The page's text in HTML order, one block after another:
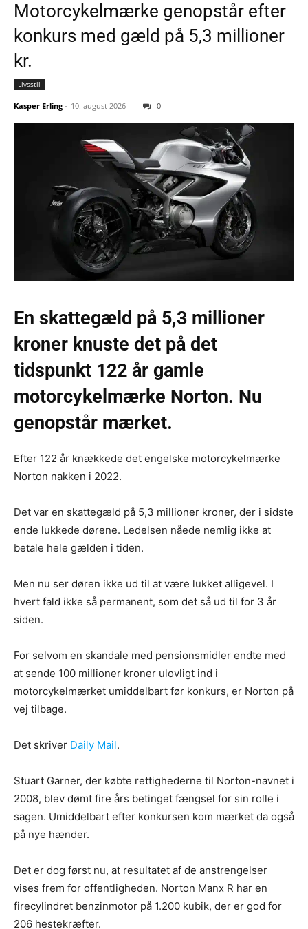
Motorcykelmærke genopstår efter
konkurs med gæld på 5,3 millioner
kr.
Livsstil
Kasper Erling - 10. august 2026 0
En skattegæld på 5,3 millioner
kroner knuste det på det
tidspunkt 122 år gamle
motorcykelmærke Norton. Nu
genopstår mærket.
Efter 122 år knækkede det engelske motorcykelmærke
Norton nakken i 2022.
Det var en skattegæld på 5,3 millioner kroner, der i sidste
ende lukkede dørene. Ledelsen nåede nemlig ikke at
betale hele gælden i tiden.
Men nu ser døren ikke ud til at være lukket alligevel. I
hvert fald ikke så permanent, som det så ud til for 3 år
siden.
For selvom en skandale med pensionsmidler endte med
at sende 100 millioner kroner ulovligt ind i
motorcykelmærket umiddelbart før konkurs, er Norton på
vej tilbage.
Det skriver Daily Mail.
Stuart Garner, der købte rettighederne til Norton-navnet i
2008, blev dømt fire års betinget fængsel for sin rolle i
sagen. Umiddelbart efter konkursen kom mærket da også
på nye hænder.
Det er dog først nu, at resultatet af de anstrengelser
vises frem for offentligheden. Norton Manx R har en
firecylindret benzinmotor på 1.200 kubik, der er god for
206 hestekræfter.